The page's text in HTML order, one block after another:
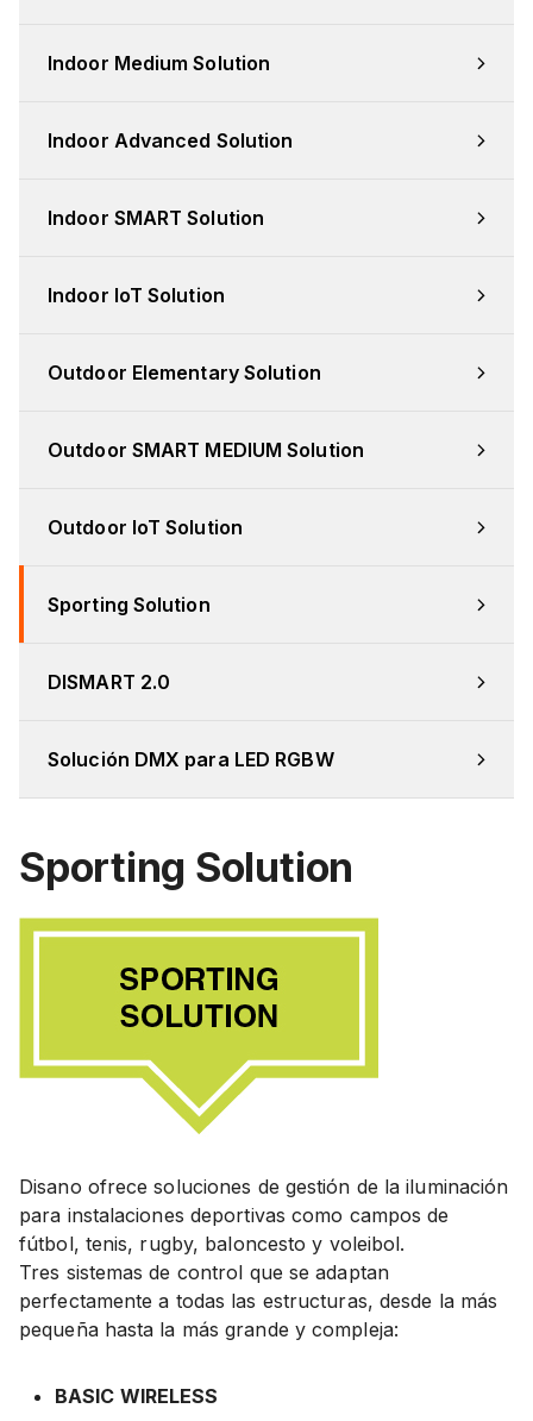
Indoor Medium Solution
Indoor Advanced Solution
Indoor SMART Solution
Indoor IoT Solution
Outdoor Elementary Solution
Outdoor SMART MEDIUM Solution
Outdoor IoT Solution
Sporting Solution
DISMART 2.0
Solución DMX para LED RGBW
Sporting Solution
Disano ofrece soluciones de gestión de la iluminación
para instalaciones deportivas como campos de
fútbol, tenis, rugby, baloncesto y voleibol.
Tres sistemas de control que se adaptan
perfectamente a todas las estructuras, desde la más
pequeña hasta la más grande y compleja:
BASIC WIRELESS